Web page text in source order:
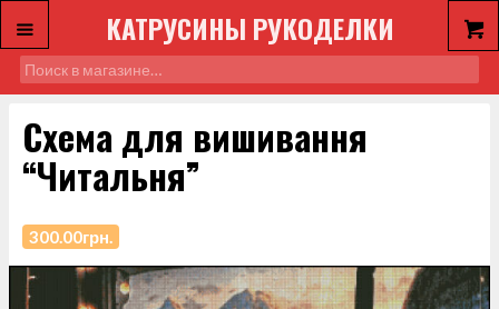
КАТРУСИНЫ РУКОДЕЛКИ
Схема для вишивання
“Читальня”
300.00грн.